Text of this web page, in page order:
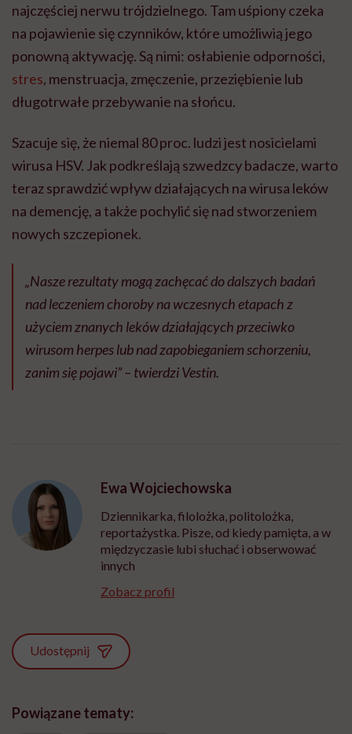
najczęściej nerwu trójdzielnego. Tam uśpiony czeka
na pojawienie się czynników, które umożliwią jego
ponowną aktywację. Są nimi: osłabienie odporności,
stres, menstruacja, zmęczenie, przeziębienie lub
długotrwałe przebywanie na słońcu.
Szacuje się, że niemal 80 proc. ludzi jest nosicielami
wirusa HSV. Jak podkreślają szwedzcy badacze, warto
teraz sprawdzić wpływ działających na wirusa leków
na demencję, a także pochylić się nad stworzeniem
nowych szczepionek.
„Nasze rezultaty mogą zachęcać do dalszych badań
nad leczeniem choroby na wczesnych etapach z
użyciem znanych leków działających przeciwko
wirusom herpes lub nad zapobieganiem schorzeniu,
zanim się pojawi” – twierdzi Vestin.
Ewa Wojciechowska
Dziennikarka, filolożka, politolożka,
reportażystka. Pisze, od kiedy pamięta, a w
międzyczasie lubi słuchać i obserwować
innych
Zobacz profil
Udostępnij
Powiązane tematy: